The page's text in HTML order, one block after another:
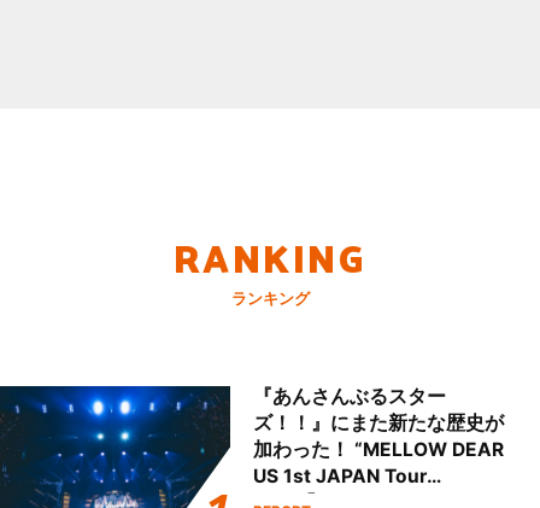
RANKING
ランキング
『あんさんぶるスター
ズ！！』にまた新たな歴史が
加わった！ “MELLOW DEAR
US 1st JAPAN Tour
Final「NICE to meet YOU